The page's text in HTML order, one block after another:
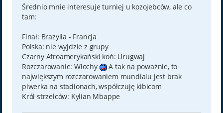
t
Średnio mnie interesuje turniej u kozojebców, ale co
tam:
Finał: Brazylia - Francja
Polska: nie wyjdzie z grupy
CzarnyAfroamerykański koń: Urugwaj
Rozczarowanie: Włochy
A tak na poważnie, to
największym rozczarowaniem mundialu jest brak
piwerka na stadionach, współczuję kibicom
Król strzelców: Kylian Mbappe